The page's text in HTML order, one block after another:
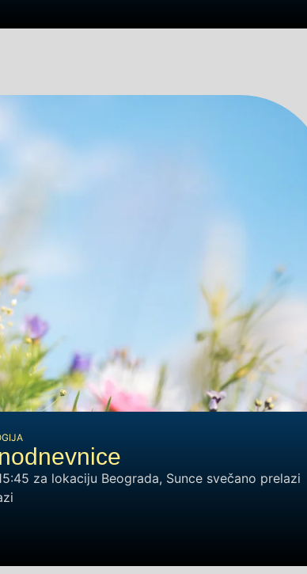
za lokaciju Beograda, Sunce svečano prelazi